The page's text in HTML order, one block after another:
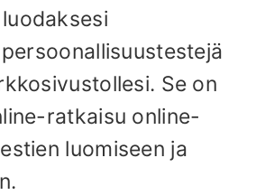
Se on
ratkaisu online-
luomiseen ja